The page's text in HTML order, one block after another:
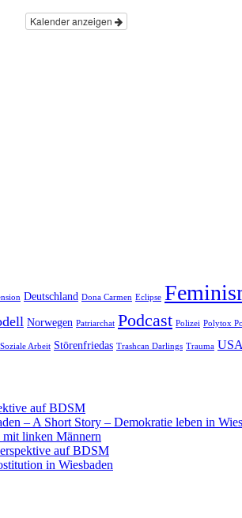
Kalender anzeigen
Deutschland Dona Carmen Eclipse
Norwegen Patriarchat Podcast Polizei Polytox
Soziale Arbeit Störenfriedas Trashcan Darlings Trauma
auf BDSM
– A Short Story – Demokratie leben in
linken Männern
auf BDSM
in Wiesbaden